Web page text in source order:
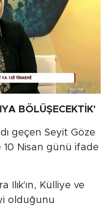
BÖLÜŞECEKTİK'
geçen Seyit Göze
10 Nisan günü ifade
Ilık'ın, Külliye ve
olduğunu